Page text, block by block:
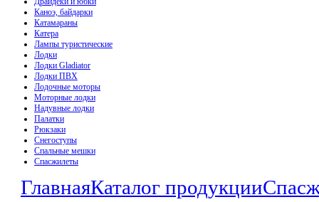
Каноэ, байдарки
Катамараны
Катера
Лампы туристические
Лодки
Лодки Gladiator
Лодки ПВХ
Лодочные моторы
Моторные лодки
Надувные лодки
Палатки
Рюкзаки
Снегоступы
Спальные мешки
Спасжилеты
ГлавнаяКаталог продукции